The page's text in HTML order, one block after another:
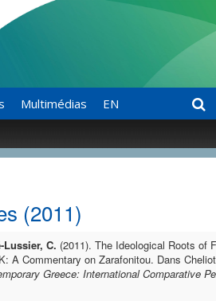
Multimédias EN
(2011)
Lussier, C. (2011). The Ideological Roots of
A Commentary on Zarafonitou. Dans
Greece: International Comparative